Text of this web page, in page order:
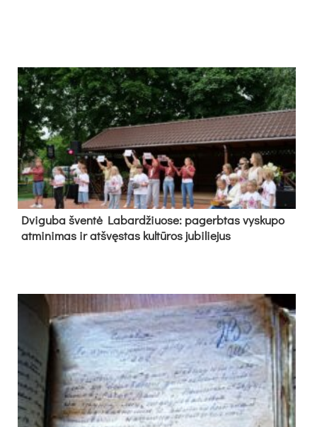
Dvi­gu­ba šven­tė La­bar­džiuo­se: pa­gerb­tas vys­ku­po
at­mi­ni­mas ir at­švęs­tas kul­tū­ros ju­bi­lie­jus